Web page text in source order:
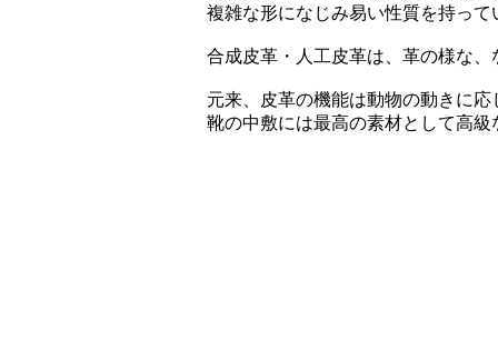
複雑な形になじみ易い性質を持って
合成皮革・人工皮革は、革の様な
元来、皮革の機能は動物の動きに
靴の中敷には最高の素材として高